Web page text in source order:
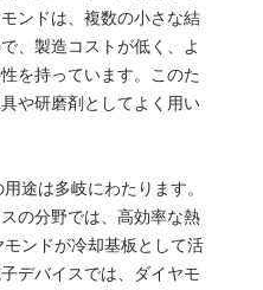
ンドは、複数の小さな結
、製造コストが低く、よ
を持っています。このた
や研磨剤としてよく用い
途は多岐にわたります。
の分野では、高効率な熱
ンドが冷却基板として活
デバイスでは、ダイヤモ